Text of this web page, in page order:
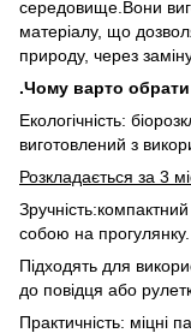
середовище.Вони
матеріалу, що
природу, через
.Чому варто
Екологічність:
виготовлений з
Розкладається за 3
собою на прогулянку.
Підходять для
до повідця або
Практичність: міцні